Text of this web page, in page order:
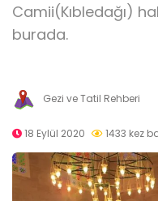
Camii(Kıbledağı)
burada.
Gezi ve Tatil Rehberi
18 Eylül 2020 1433 kez